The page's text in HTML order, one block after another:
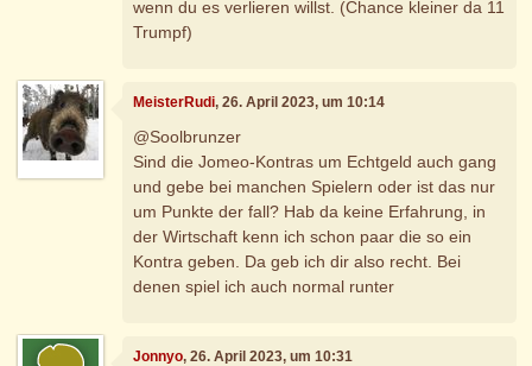
wenn du es verlieren willst. (Chance kleiner da 11
Trumpf)
MeisterRudi, 26. April 2023, um 10:14
@Soolbrunzer
Sind die Jomeo-Kontras um Echtgeld auch gang
und gebe bei manchen Spielern oder ist das nur
um Punkte der fall? Hab da keine Erfahrung, in
der Wirtschaft kenn ich schon paar die so ein
Kontra geben. Da geb ich dir also recht. Bei
denen spiel ich auch normal runter
Jonnyo, 26. April 2023, um 10:31